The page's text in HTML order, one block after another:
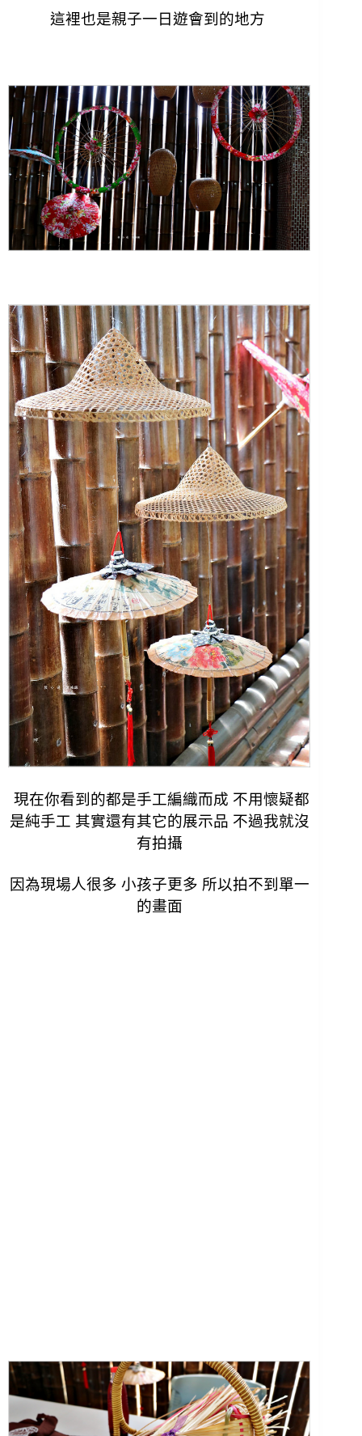
這裡也是親子一日遊會到的地方
現在你看到的都是手工編織而成 不用懷疑都
是純手工 其實還有其它的展示品 不過我就沒
有拍攝
因為現場人很多 小孩子更多 所以拍不到單一
的畫面